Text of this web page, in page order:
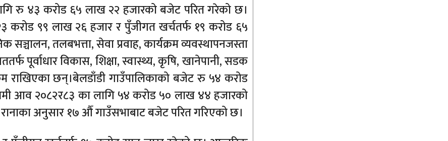
रु ४३ करोड ६५ लाख २२ हजारको बजेट परित गरेको छ।
करोड ९९ लाख २६ हजार र पुँजीगत खर्चतर्फ १९ करोड ६५
तलबभत्ता, सेवा प्रवाह, कार्यक्रम व्यवस्थापनजस्ता
पूर्वाधार विकास, शिक्षा, स्वास्थ्य, कृषि, खानेपानी, सडक
राखिएका छन्।बेलडाँडी गाउँपालिकाको बजेट रु ५४ करोड
आव २०८२र८३ का लागि ५४ करोड ५० लाख ४४ हजारको
अनुसार १७ औँ गाउँसभाबाट बजेट परित गरिएको छ।